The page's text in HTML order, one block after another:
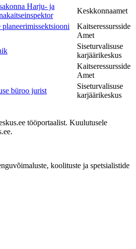
Harju- ja
Keskkonnaamet
Kaitseressursside
Amet
Siseturvalisuse
karjäärikeskus
Kaitseressursside
Amet
büroo jurist
Siseturvalisuse
karjäärikeskus
tööportaalist. Kuulutusele
koolituste ja spetsialistide